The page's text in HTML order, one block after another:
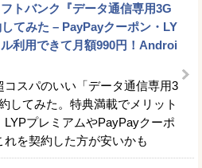
トバンク『データ通信専用3G
てみた – PayPayクーポン・LY
利用できて月額990円！Androi
コスパのいい「データ通信専用3
してみた。特典満載でメリット
LYPプレミアムやPayPayクーポ
れを契約した方が安いかも